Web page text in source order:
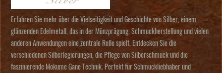
Erfahren Sie mehr über die Vielseitigkeit und Geschichte von Silber, einem
glänzenden Edelmetall, das in der Münzprägung, Schmuckherstellung und vielen
anderen Anwendungen eine zentrale Rolle spielt. Entdecken Sie die
verschiedenen Silberlegierungen, die Pflege von Silberschmuck und die
faszinierende Mokume Gane Technik. Perfekt für Schmuckliebhaber und